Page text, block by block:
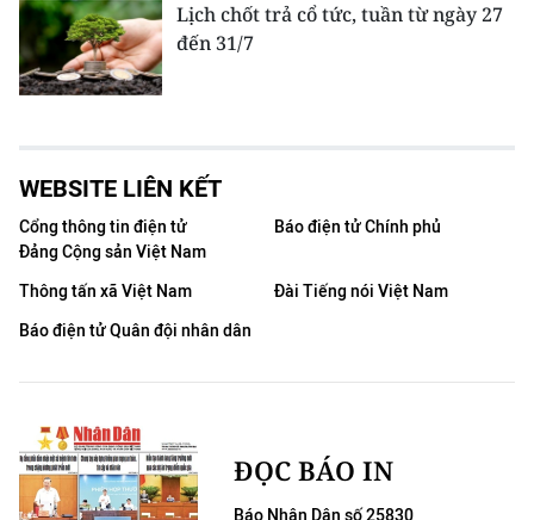
Lịch chốt trả cổ tức, tuần từ ngày 27
đến 31/7
WEBSITE LIÊN KẾT
Cổng thông tin điện tử
Đảng Cộng sản Việt Nam
Báo điện tử Chính phủ
Thông tấn xã Việt Nam
Đài Tiếng nói Việt Nam
Báo điện tử Quân đội nhân dân
ĐỌC BÁO IN
Báo Nhân Dân số 25830